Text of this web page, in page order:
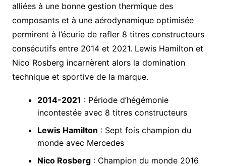
alliées à une bonne gestion thermique des
composants et à une aérodynamique optimisée
permirent à l’écurie de rafler 8 titres constructeurs
consécutifs entre 2014 et 2021. Lewis Hamilton et
Nico Rosberg incarnèrent alors la domination
technique et sportive de la marque.
2014-2021 : Période d’hégémonie
incontestée avec 8 titres constructeurs
Lewis Hamilton : Sept fois champion du
monde avec Mercedes
Nico Rosberg: Champion du monde 2016